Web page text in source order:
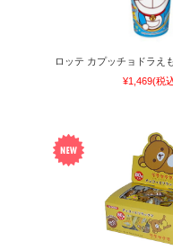
ロッテ カプッチョドラえ
¥1,469(税